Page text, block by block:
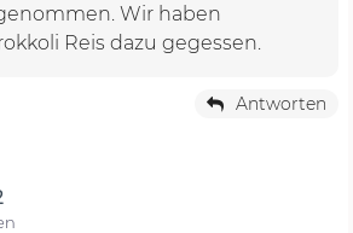
Wir haben
Reis dazu gegessen.
Antworten